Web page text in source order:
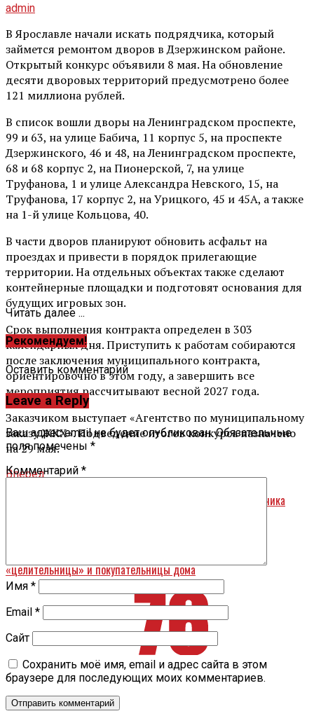
admin
В Ярославле начали искать подрядчика, который
займется ремонтом дворов в Дзержинском районе.
Открытый конкурс объявили 8 мая. На обновление
десяти дворовых территорий предусмотрено более
121 миллиона рублей.
В список вошли дворы на Ленинградском проспекте,
99 и 63, на улице Бабича, 11 корпус 5, на проспекте
Дзержинского, 46 и 48, на Ленинградском проспекте,
68 и 68 корпус 2, на Пионерской, 7, на улице
Труфанова, 1 и улице Александра Невского, 15, на
Труфанова, 17 корпус 2, на Урицкого, 45 и 45А, а также
на 1-й улице Кольцова, 40.
В части дворов планируют обновить асфальт на
проездах и привести в порядок прилегающие
территории. На отдельных объектах также сделают
контейнерные площадки и подготовят основания для
будущих игровых зон.
Срок выполнения контракта определен в 303
календарных дня. Приступить к работам собираются
после заключения муниципального контракта,
ориентировочно в этом году, а завершить все
мероприятия рассчитывают весной 2027 года.
Заказчиком выступает «Агентство по муниципальному
заказу ЖКХ». Подведение итогов конкурса назначено
на 29 мая.
Вперед
Для укладки брусчатки на улице Советской ищут подрядчика
«целительницы» и покупательницы дома
Читать далее ...
Рекомендуем!
Оставить комментарий
Leave a Reply
Ваш адрес email не будет опубликован. Обязательные
поля помечены *
Комментарий *
Имя *
Email *
Сайт
Сохранить моё имя, email и адрес сайта в этом
браузере для последующих моих комментариев.